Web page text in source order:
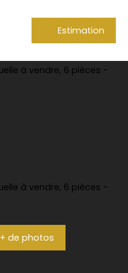
Estimation
+ de photos